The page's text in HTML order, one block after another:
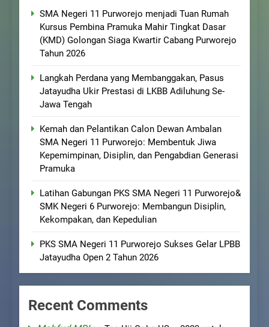
SMA Negeri 11 Purworejo menjadi Tuan Rumah
Kursus Pembina Pramuka Mahir Tingkat Dasar
(KMD) Golongan Siaga Kwartir Cabang Purworejo
Tahun 2026
Langkah Perdana yang Membanggakan, Pasus
Jatayudha Ukir Prestasi di LKBB Adiluhung Se-
Jawa Tengah
Kemah dan Pelantikan Calon Dewan Ambalan
SMA Negeri 11 Purworejo: Membentuk Jiwa
Kepemimpinan, Disiplin, dan Pengabdian Generasi
Pramuka
Latihan Gabungan PKS SMA Negeri 11 Purworejo&
SMK Negeri 6 Purworejo: Membangun Disiplin,
Kekompakan, dan Kepedulian
PKS SMA Negeri 11 Purworejo Sukses Gelar LPBB
Jatayudha Open 2 Tahun 2026
Recent Comments